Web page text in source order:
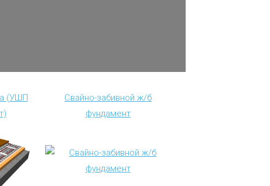
(УШП
Свайно-забивной ж/б
фундамент